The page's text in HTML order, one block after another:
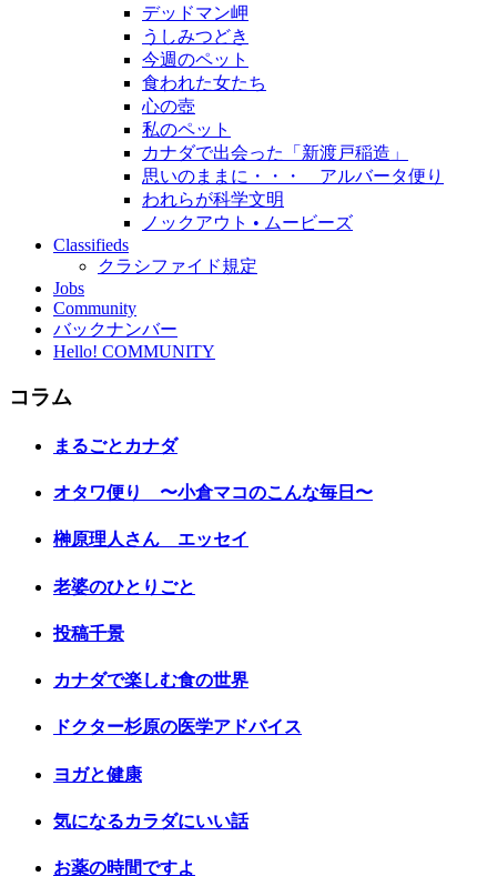
デッドマン岬
うしみつどき
今週のペット
食われた女たち
心の壺
私のペット
カナダで出会った「新渡戸稲造」
思いのままに・・・ アルバータ便り
われらが科学文明
ノックアウト • ムービーズ
Classifieds
クラシファイド規定
Jobs
Community
バックナンバー
Hello! COMMUNITY
コラム
まるごとカナダ
オタワ便り 〜小倉マコのこんな毎日〜
榊原理人さん エッセイ
老婆のひとりごと
投稿千景
カナダで楽しむ食の世界
ドクター杉原の医学アドバイス
ヨガと健康
気になるカラダにいい話
お薬の時間ですよ